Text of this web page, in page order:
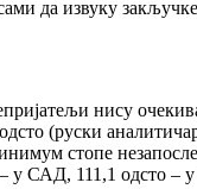
да извуку
нису
(руски
стопе
САД, 111,1 одсто –